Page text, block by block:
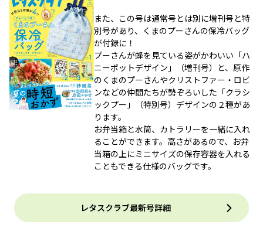
また、この号は通常号とは別に増刊号と特
別号があり、くまのプーさんの保冷バッグ
が付録に！
プーさんが蜂を見ている姿がかわいい「ハ
ニーポットデザイン」（増刊号）と、原作
のくまのプーさんやクリストファー・ロビ
ンなどの仲間たちが勢ぞろいした「クラシ
ックプー」（特別号）デザインの２種があ
ります。
お弁当箱と水筒、カトラリーを一緒に入れ
ることができます。高さがあるので、お弁
当箱の上にミニサイズの保存容器を入れる
こともできる仕様のバッグです。
レタスクラブ最新号詳細